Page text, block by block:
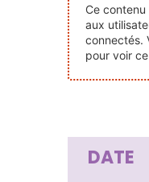
Devenir Bénévole
Connexion-
Ce
aux
connectés.
pour voir
DATE